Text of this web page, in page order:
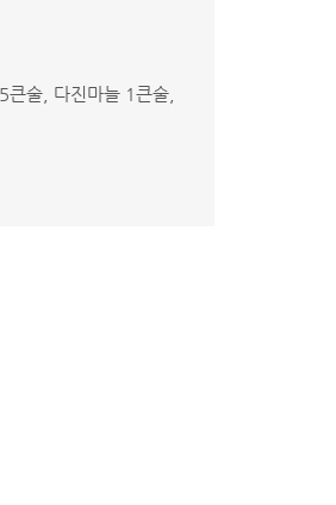
술, 다진마늘 1큰술,